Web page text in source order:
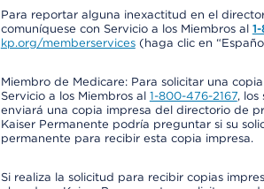
Para reportar alguna inexactitud en el
comuníquese con Servicio a los Miembros al
kp.org/memberservices(haga clic en
Miembro de Medicare: Para solicitar una
Servicio a los Miembros al 1-800-476-2167, los
enviará una copia impresa del directorio de
Kaiser Permanente podría preguntar si su
permanente para recibir esta copia impresa.
Si realiza la solicitud para recibir copias